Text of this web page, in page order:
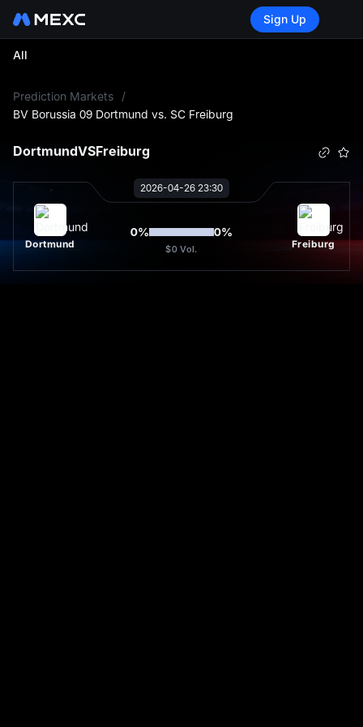
Sign Up
All
Prediction Markets
/
BV Borussia 09 Dortmund vs. SC Freiburg
DortmundVSFreiburg
2026-04-26 23:30
Dortmund
0% 0%
$0 Vol. Freiburg